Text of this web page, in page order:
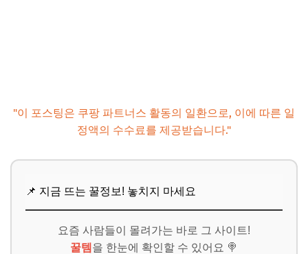
"이 포스팅은 쿠팡 파트너스 활동의 일환으로, 이에 따른 일
정액의 수수료를 제공받습니다."
📌 지금 뜨는 꿀정보! 놓치지 마세요
요즘 사람들이 몰려가는 바로 그 사이트!
꿀템 을 한눈에 확인할 수 있어요 🍭